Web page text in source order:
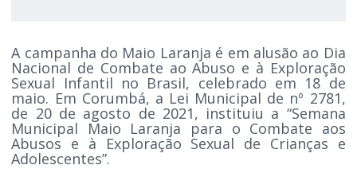
A campanha do Maio Laranja é em alusão ao Dia
Nacional de Combate ao Abuso e à Exploração
Sexual Infantil no Brasil, celebrado em 18 de
maio. Em Corumbá, a Lei Municipal de nº 2781,
de 20 de agosto de 2021, instituiu a “Semana
Municipal Maio Laranja para o Combate aos
Abusos e à Exploração Sexual de Crianças e
Adolescentes”.